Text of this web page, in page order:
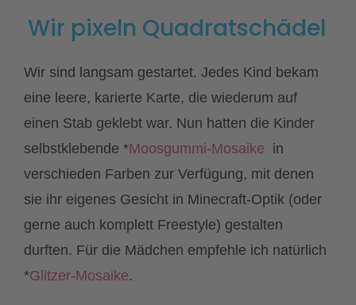
Wir pixeln Quadratschädel
Wir sind langsam gestartet. Jedes Kind bekam
eine leere, karierte Karte, die wiederum auf
einen Stab geklebt war. Nun hatten die Kinder
selbstklebende *Moosgummi-Mosaike in
verschieden Farben zur Verfügung, mit denen
sie ihr eigenes Gesicht in Minecraft-Optik (oder
gerne auch komplett Freestyle) gestalten
durften. Für die Mädchen empfehle ich natürlich
*Glitzer-Mosaike.